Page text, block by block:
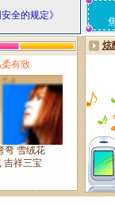
全的规定》